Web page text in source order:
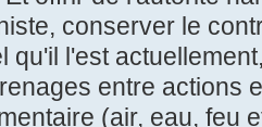
conserver le
qu'il l'est
entre actions
(air, eau, feu